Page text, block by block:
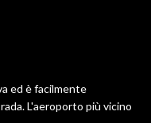
ed è facilmente
L'aeroporto più vicino